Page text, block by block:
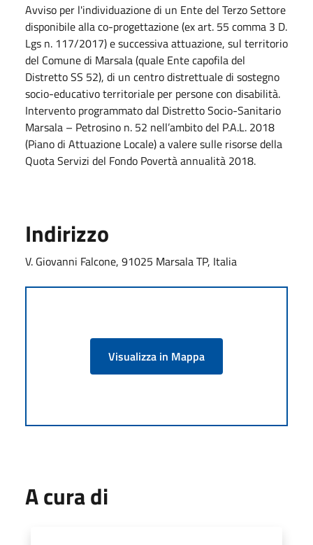
Avviso per l'individuazione di un Ente del Terzo Settore
disponibile alla co-progettazione (ex art. 55 comma 3 D.
Lgs n. 117/2017) e successiva attuazione, sul territorio
del Comune di Marsala (quale Ente capofila del
Distretto SS 52), di un centro distrettuale di sostegno
socio-educativo territoriale per persone con disabilità.
Intervento programmato dal Distretto Socio-Sanitario
Marsala – Petrosino n. 52 nell’ambito del P.A.L. 2018
(Piano di Attuazione Locale) a valere sulle risorse della
Quota Servizi del Fondo Povertà annualità 2018.
Indirizzo
V. Giovanni Falcone, 91025 Marsala TP, Italia
Visualizza in Mappa
A cura di